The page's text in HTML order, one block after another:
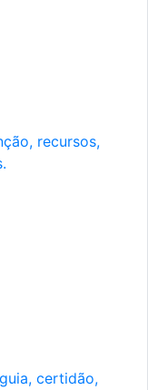
recursos,
certidão,